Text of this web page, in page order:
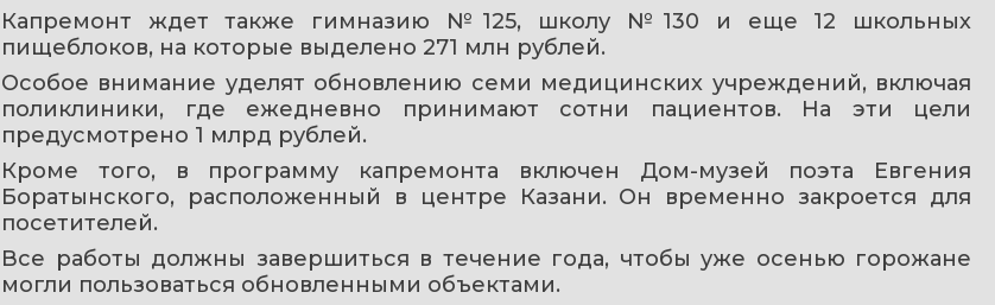
Капремонт ждет также гимназию №125, школу №130 и еще 12 школьных
пищеблоков, на которые выделено 271 млн рублей.
Особое внимание уделят обновлению семи медицинских учреждений, включая
поликлиники, где ежедневно принимают сотни пациентов. На эти цели
предусмотрено 1 млрд рублей.
Кроме того, в программу капремонта включен Дом-музей поэта Евгения
Боратынского, расположенный в центре Казани. Он временно закроется для
посетителей.
Все работы должны завершиться в течение года, чтобы уже осенью горожане
могли пользоваться обновленными объектами.